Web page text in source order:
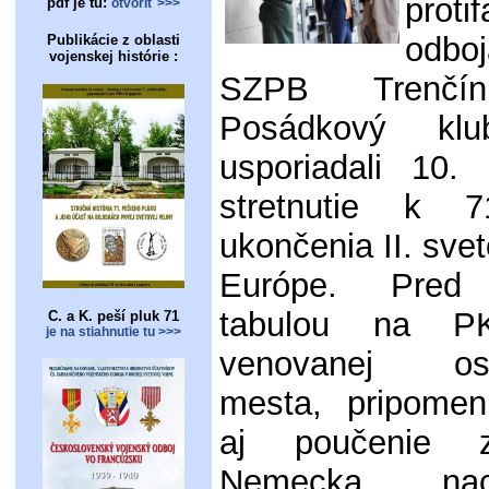
Publikácie z oblasti
vojenskej histórie :
C. a K. peší pluk 71
je na stiahnutie tu >>>
SZPB
Posádkový
usporiadali 10.
stretnutie k
ukončenia II.
Európe. Pred
tabulou na
venovanej
mesta,
aj poučenie